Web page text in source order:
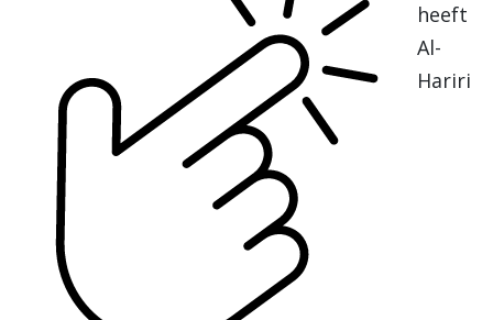
heeft
Al-
Hariri